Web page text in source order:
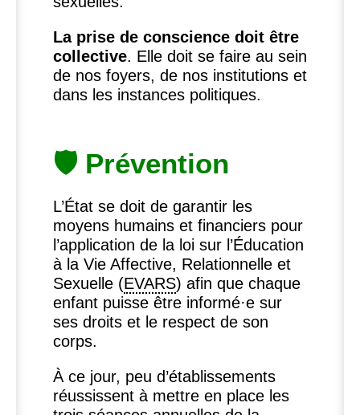
La prise de conscience doit être
collective. Elle doit se faire au sein
de nos foyers, de nos institutions et
dans les instances politiques.
🛡 Prévention
L’État se doit de garantir les
moyens humains et financiers pour
l’application de la loi sur l’Éducation
à la Vie Affective, Relationnelle et
Sexuelle (EVARS) afin que chaque
enfant puisse être informé·e sur
ses droits et le respect de son
corps.
À ce jour, peu d’établissements
réussissent à mettre en place les